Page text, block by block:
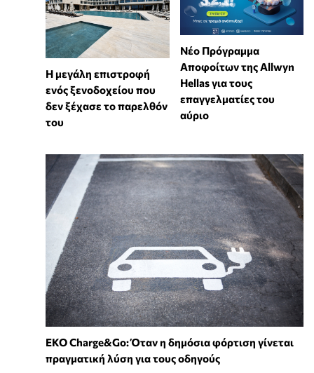
Η μεγάλη επιστροφή
ενός ξενοδοχείου που
δεν ξέχασε το παρελθόν
του
Νέο Πρόγραμμα
Αποφοίτων της Allwyn
Hellas για τους
επαγγελματίες του
αύριο
EKO Charge&Go: Όταν η δημόσια φόρτιση γίνεται
πραγματική λύση για τους οδηγούς